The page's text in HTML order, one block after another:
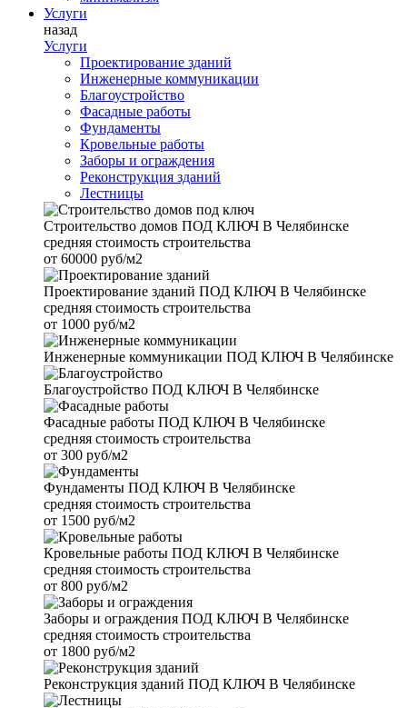
Услуги
назад
Услуги
Проектирование зданий
Инженерные коммуникации
Благоустройство
Фасадные работы
Фундаменты
Кровельные работы
Заборы и ограждения
Реконструкция зданий
Лестницы
Строительство домов ПОД КЛЮЧ В Челябинске
средняя стоимость строительства
от 60000 руб/м2
Проектирование зданий ПОД КЛЮЧ В Челябинске
средняя стоимость строительства
от 1000 руб/м2
Инженерные коммуникации ПОД КЛЮЧ В Челябинске
Благоустройство ПОД КЛЮЧ В Челябинске
Фасадные работы ПОД КЛЮЧ В Челябинске
средняя стоимость строительства
от 300 руб/м2
Фундаменты ПОД КЛЮЧ В Челябинске
средняя стоимость строительства
от 1500 руб/м2
Кровельные работы ПОД КЛЮЧ В Челябинске
средняя стоимость строительства
от 800 руб/м2
Заборы и ограждения ПОД КЛЮЧ В Челябинске
средняя стоимость строительства
от 1800 руб/м2
Реконструкция зданий ПОД КЛЮЧ В Челябинске